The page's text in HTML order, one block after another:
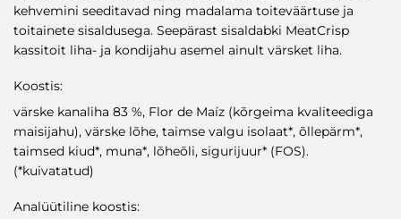
kehvemini seeditavad ning madalama toiteväärtuse ja
toitainete sisaldusega. Seepärast sisaldabki MeatCrisp
kassitoit liha- ja kondijahu asemel ainult värsket liha.
Koostis:
värske kanaliha 83 %, Flor de Maíz (kõrgeima kvaliteediga
maisijahu), värske lõhe, taimse valgu isolaat*, õllepärm*,
taimsed kiud*, muna*, lõheõli, sigurijuur* (FOS).
(*kuivatatud)
Analüütiline koostis: